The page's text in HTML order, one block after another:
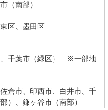
（南部）
区、墨田区
千葉市（緑区） ※一部地
倉市、印西市、白井市、千
）、鎌ヶ谷市（南部）